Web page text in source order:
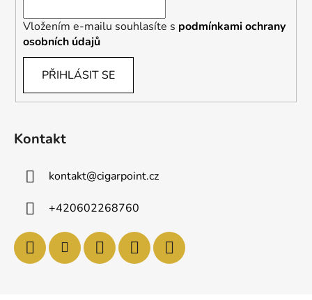
Vložením e-mailu souhlasíte s podmínkami ochrany
osobních údajů
PŘIHLÁSIT SE
Kontakt
kontakt@cigarpoint.cz
+420602268760